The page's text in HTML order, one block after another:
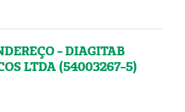
- DIAGITAB
LTDA (54003267-5)